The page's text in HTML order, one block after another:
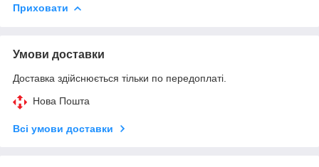
Приховати
Умови доставки
Доставка здійснюється тільки по передоплаті.
Нова Пошта
Всі умови доставки